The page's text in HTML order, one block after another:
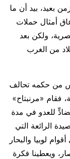
بعيد، بيد أن ما
أمثال حملات
ولكن بعد
من الغرب
من حكمه تحالف
فقام «مرنبتاح»
للعدو في مدة
الرائعة التي
لوبيا والبحار
ويعطينا فكرة